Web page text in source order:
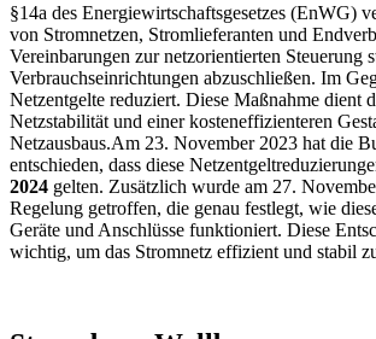
§14a des Energiewirtschaftsgesetzes (EnWG)
von Stromnetzen, Stromlieferanten und
Vereinbarungen zur netzorientierten Steuerung
Verbrauchseinrichtungen abzuschließen. Im
Netzentgelte reduziert. Diese Maßnahme dient
Netzstabilität und einer kosteneffizienteren
Netzausbaus.Am 23. November 2023 hat die
entschieden, dass diese
2024 gelten. Zusätzlich wurde am 27.
Regelung getroffen, die genau festlegt, wie
Geräte und Anschlüsse funktioniert. Diese
wichtig, um das Stromnetz effizient und stabil